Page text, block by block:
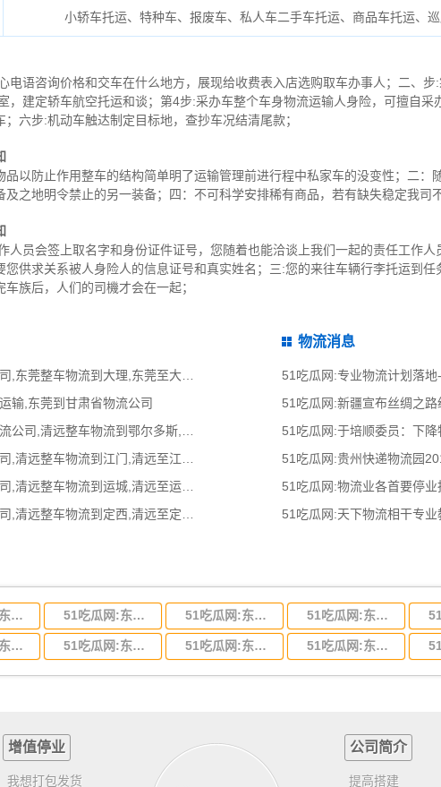
小轿车托运、特种车、报废车、私人车二手车托运、商品车托运、
电语咨询价格和交车在什么地方，展现给收费表入店选购取车办事人；二、
，建定轿车航空托运和谈；第4步:采办车整个车身物流运输人身险，可擅自采
六步:机动车触达制定目标地，查抄车况结清尾款；
以防止作用整车的结构简单明了运输管理前进行程中私家车的没变性；二：
之地明令禁止的另一装备；四：不可科学安排稀有商品，若有缺失稳定我司不
人员会签上取名字和身份证件证号，您随着也能洽谈上我们一起的责任工作
您供求关系被人身险人的信息证号和真实姓名；三:您的来往车辆行李托运到
族后，人们的司機才会在一起；
51吃瓜网:东莞到大理物流公司,东莞整车物流到大理,东莞至大理物流专线 - 天南
输,东莞到甘肃省物流公司
51吃瓜网:清远到运城物流公司,清远整车物流到运城,清远至运城物流专线 - 天南
物流消息
51吃瓜网:专业物流计划落
51吃瓜网:新疆宣布丝绸之
51吃瓜网:于培顺委员：下
51吃瓜网:贵州快递物流园
51吃瓜网:物流业各首要停业
51吃瓜网:天下物流相干专
51吃瓜网:东莞到湖南省物流专线,东莞到湖南省物流公司 51吃瓜网:东莞到河北省物流专线,东莞到河北省物流公司 51吃瓜网:东莞到吉林省物流运输,东莞到吉林省物流公司 51吃瓜网:东莞到甘肃省物流运输,东莞到甘肃省物流公司
51吃瓜网:东莞到安徽省物流专线,东莞到安徽省物流公司 51吃瓜网:东莞到山东省物流专线,东莞到山东省物流公司 51吃瓜网:东莞到江苏物流专线运输,东莞到江苏省物流公司 51吃瓜网:东莞到浙江省物流运输,东莞到浙江省物流公司
增值停业
我想打包发货
公司简介
提高搭建